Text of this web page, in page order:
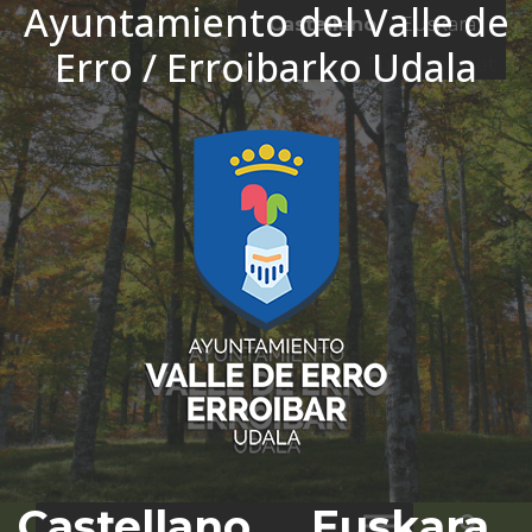
Ayuntamiento del Valle de
Erro / Erroibarko Udala
Ir al contenido
Castellano
Euskara
El tiempo - Tutiempo.net